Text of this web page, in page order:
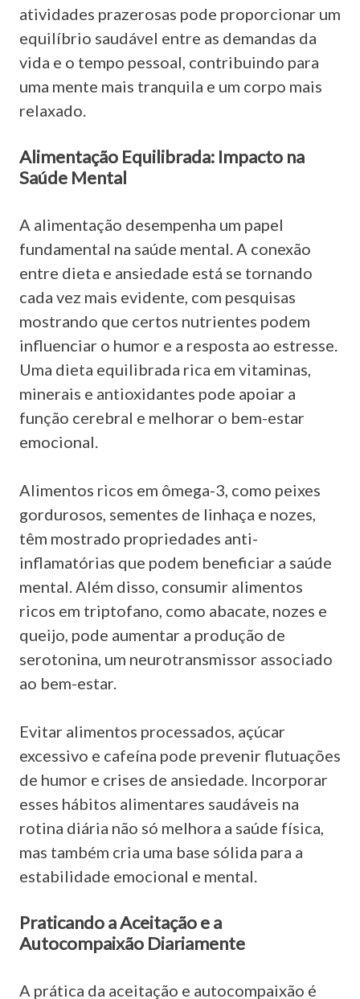
atividades prazerosas pode proporcionar um
equilíbrio saudável entre as demandas da
vida e o tempo pessoal, contribuindo para
uma mente mais tranquila e um corpo mais
relaxado.
Alimentação Equilibrada: Impacto na
Saúde Mental
A alimentação desempenha um papel
fundamental na saúde mental. A conexão
entre dieta e ansiedade está se tornando
cada vez mais evidente, com pesquisas
mostrando que certos nutrientes podem
influenciar o humor e a resposta ao estresse.
Uma dieta equilibrada rica em vitaminas,
minerais e antioxidantes pode apoiar a
função cerebral e melhorar o bem-estar
emocional.
Alimentos ricos em ômega-3, como peixes
gordurosos, sementes de linhaça e nozes,
têm mostrado propriedades anti-
inflamatórias que podem beneficiar a saúde
mental. Além disso, consumir alimentos
ricos em triptofano, como abacate, nozes e
queijo, pode aumentar a produção de
serotonina, um neurotransmissor associado
ao bem-estar.
Evitar alimentos processados, açúcar
excessivo e cafeína pode prevenir flutuações
de humor e crises de ansiedade. Incorporar
esses hábitos alimentares saudáveis na
rotina diária não só melhora a saúde física,
mas também cria uma base sólida para a
estabilidade emocional e mental.
Praticando a Aceitação e a
Autocompaixão Diariamente
A prática da aceitação e autocompaixão é